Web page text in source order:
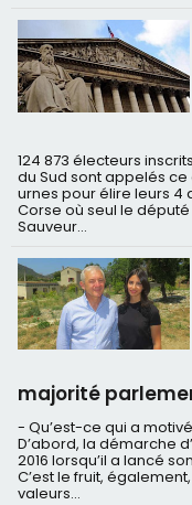
124 873 électeurs
du Sud sont appelés ce
urnes pour élire leurs 4
Corse où seul le
Sauveur...
majorité
- Qu’est-ce qui a
D’abord, la démarche
2016 lorsqu’il a lancé
C’est le fruit,
valeurs...